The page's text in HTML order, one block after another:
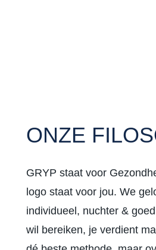
ONZE
GRYP staat voor
logo staat voor jou. We
individueel, nuchter &
wil bereiken, je verdient